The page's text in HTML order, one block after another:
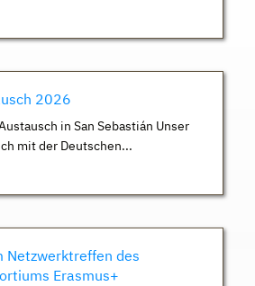
2026
in San Sebastián Unser
mit der Deutschen...
Netzwerktreffen des
Erasmus+